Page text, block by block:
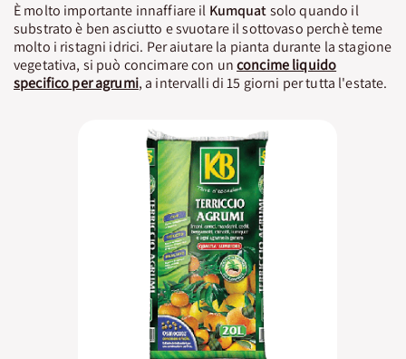
È molto importante innaffiare il Kumquatsolo quando il
substrato è ben asciutto e svuotare il sottovaso perchè teme
molto i ristagni idrici. Per aiutare la pianta durante la stagione
vegetativa, si può concimare con unconcime liquido
specifico per agrumi, a intervalli di 15 giorni per tutta l'estate.